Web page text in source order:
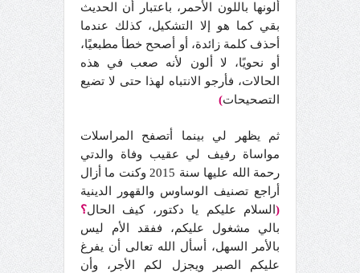
ألونها باللون الأحمر، باعتبار أن الحديث
بقي كما هو إلا التشكيل، كذلك عندما
أحذف كلمة زائدة، أو أصحح خطأ مطبعيًا،
أو نحويًا، لا ألون لأنه صعب في هذه
الحالات، فأرجو الانتباه لهذا حتى لا تضيع
التصحيحات)
ثم يظهر لي بينما أتصفح المراسلات
مواساة رفيف لي عقيب وفاة والدتي
رحمة الله عليها سنة 2015 وكنت ما أزال
أراجع تصنيف الوساوس والقهور الدينية
( السلام عليكم يا دكتور، كيف الحال؟
بالي مشغول عليكم، ففقد الأم ليس
بالأمر السهل، أسأل الله تعالى أن يفرغ
عليكم الصبر ويجزل لكم الأجر، وأن